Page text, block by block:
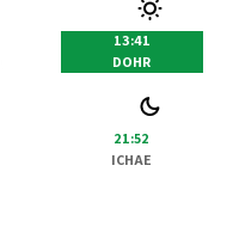
13:41
DOHR
21:52
ICHAE